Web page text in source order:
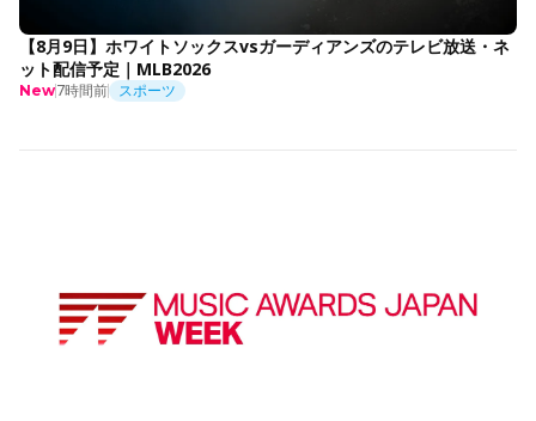
【8月9日】ホワイトソックスvsガーディアンズのテレビ放送・ネ
ット配信予定｜MLB2026
New7時間前 スポーツ